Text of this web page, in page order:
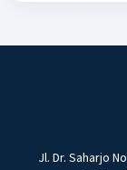
Jl. Dr. Saharjo